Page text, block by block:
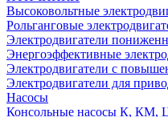
Высоковольтные
Рольганговые
Электродвигатели
Энергоэффективные
Электродвигатели с
Электродвигатели для
Насосы
Консольные насосы К, КМ,